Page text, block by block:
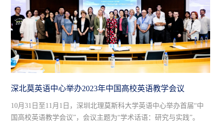
深北莫英语中心举办2023年中国高校英语教学会议
10月31日至11月1日，深圳北理莫斯科大学英语中心举办首届“中
国高校英语教学会议”，会议主题为“学术话语：研究与实践”。